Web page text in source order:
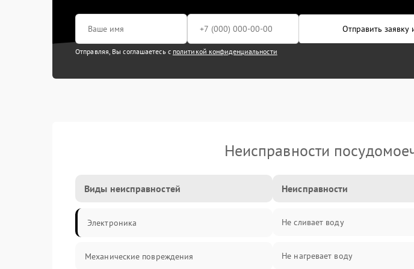
Отправить
Отправляя, Вы соглашаетесь с политикой конфиденциальности
Неисправности
Виды неисправностей
Электроника
Механические повреждения
Неисправности
Не сливает воду
Не нагревает воду